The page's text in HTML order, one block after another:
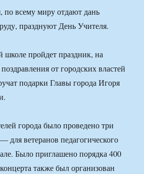
по всему миру отдают дань
празднуют День Учителя.
школе пройдет праздник, на
от городских властей
подарки Главы города Игоря
города было проведено три
для ветеранов педагогического
Было приглашено порядка 400
также был организован